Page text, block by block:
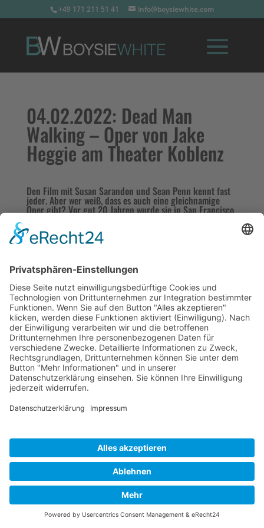
+49 171 211 51 41 info@boysiewhite.com
04.02.2022: Dead Man
Walking – Oper von Jake
Heggie am Theater Koblenz
Den Film mit Susan Sarandon und Sean Penn kennt fast
jeder. Aber wer weiß, dass es auch eine gleichnamige
Oper gibt? Vor gut 20 Jahren wurde sie in San Francisco
Komponisten zum weltweiten Durchbruch: Jake Heggie,
damals 40 Jahre alt und zuvor Mitarbeiter in der PR-
Abteilung des Opernhauses.
Weiterlesen hier: https://theater-
koblenz.de/seitenbuehne/category/musiktheater/dmw-
blog/
Trailer: https://www.youtube.com/watch?v=XDa-j5m02uk
Boysie White ist Sänger im Extrachor der Herren.
Impressum Datenschutz Links
Developed and powered bygrafix.house